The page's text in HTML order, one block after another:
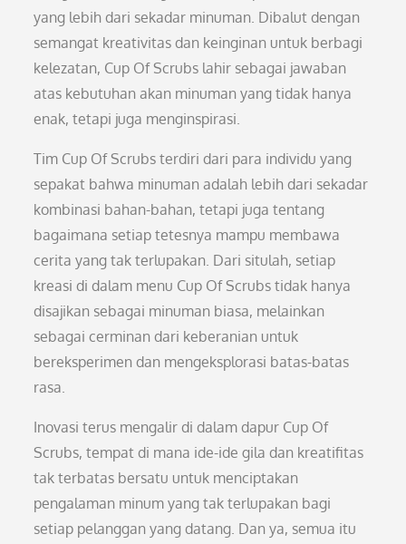
yang lebih dari sekadar minuman. Dibalut dengan
semangat kreativitas dan keinginan untuk berbagi
kelezatan, Cup Of Scrubs lahir sebagai jawaban
atas kebutuhan akan minuman yang tidak hanya
enak, tetapi juga menginspirasi.
Tim Cup Of Scrubs terdiri dari para individu yang
sepakat bahwa minuman adalah lebih dari sekadar
kombinasi bahan-bahan, tetapi juga tentang
bagaimana setiap tetesnya mampu membawa
cerita yang tak terlupakan. Dari situlah, setiap
kreasi di dalam menu Cup Of Scrubs tidak hanya
disajikan sebagai minuman biasa, melainkan
sebagai cerminan dari keberanian untuk
bereksperimen dan mengeksplorasi batas-batas
rasa.
Inovasi terus mengalir di dalam dapur Cup Of
Scrubs, tempat di mana ide-ide gila dan kreatifitas
tak terbatas bersatu untuk menciptakan
pengalaman minum yang tak terlupakan bagi
setiap pelanggan yang datang. Dan ya, semua itu